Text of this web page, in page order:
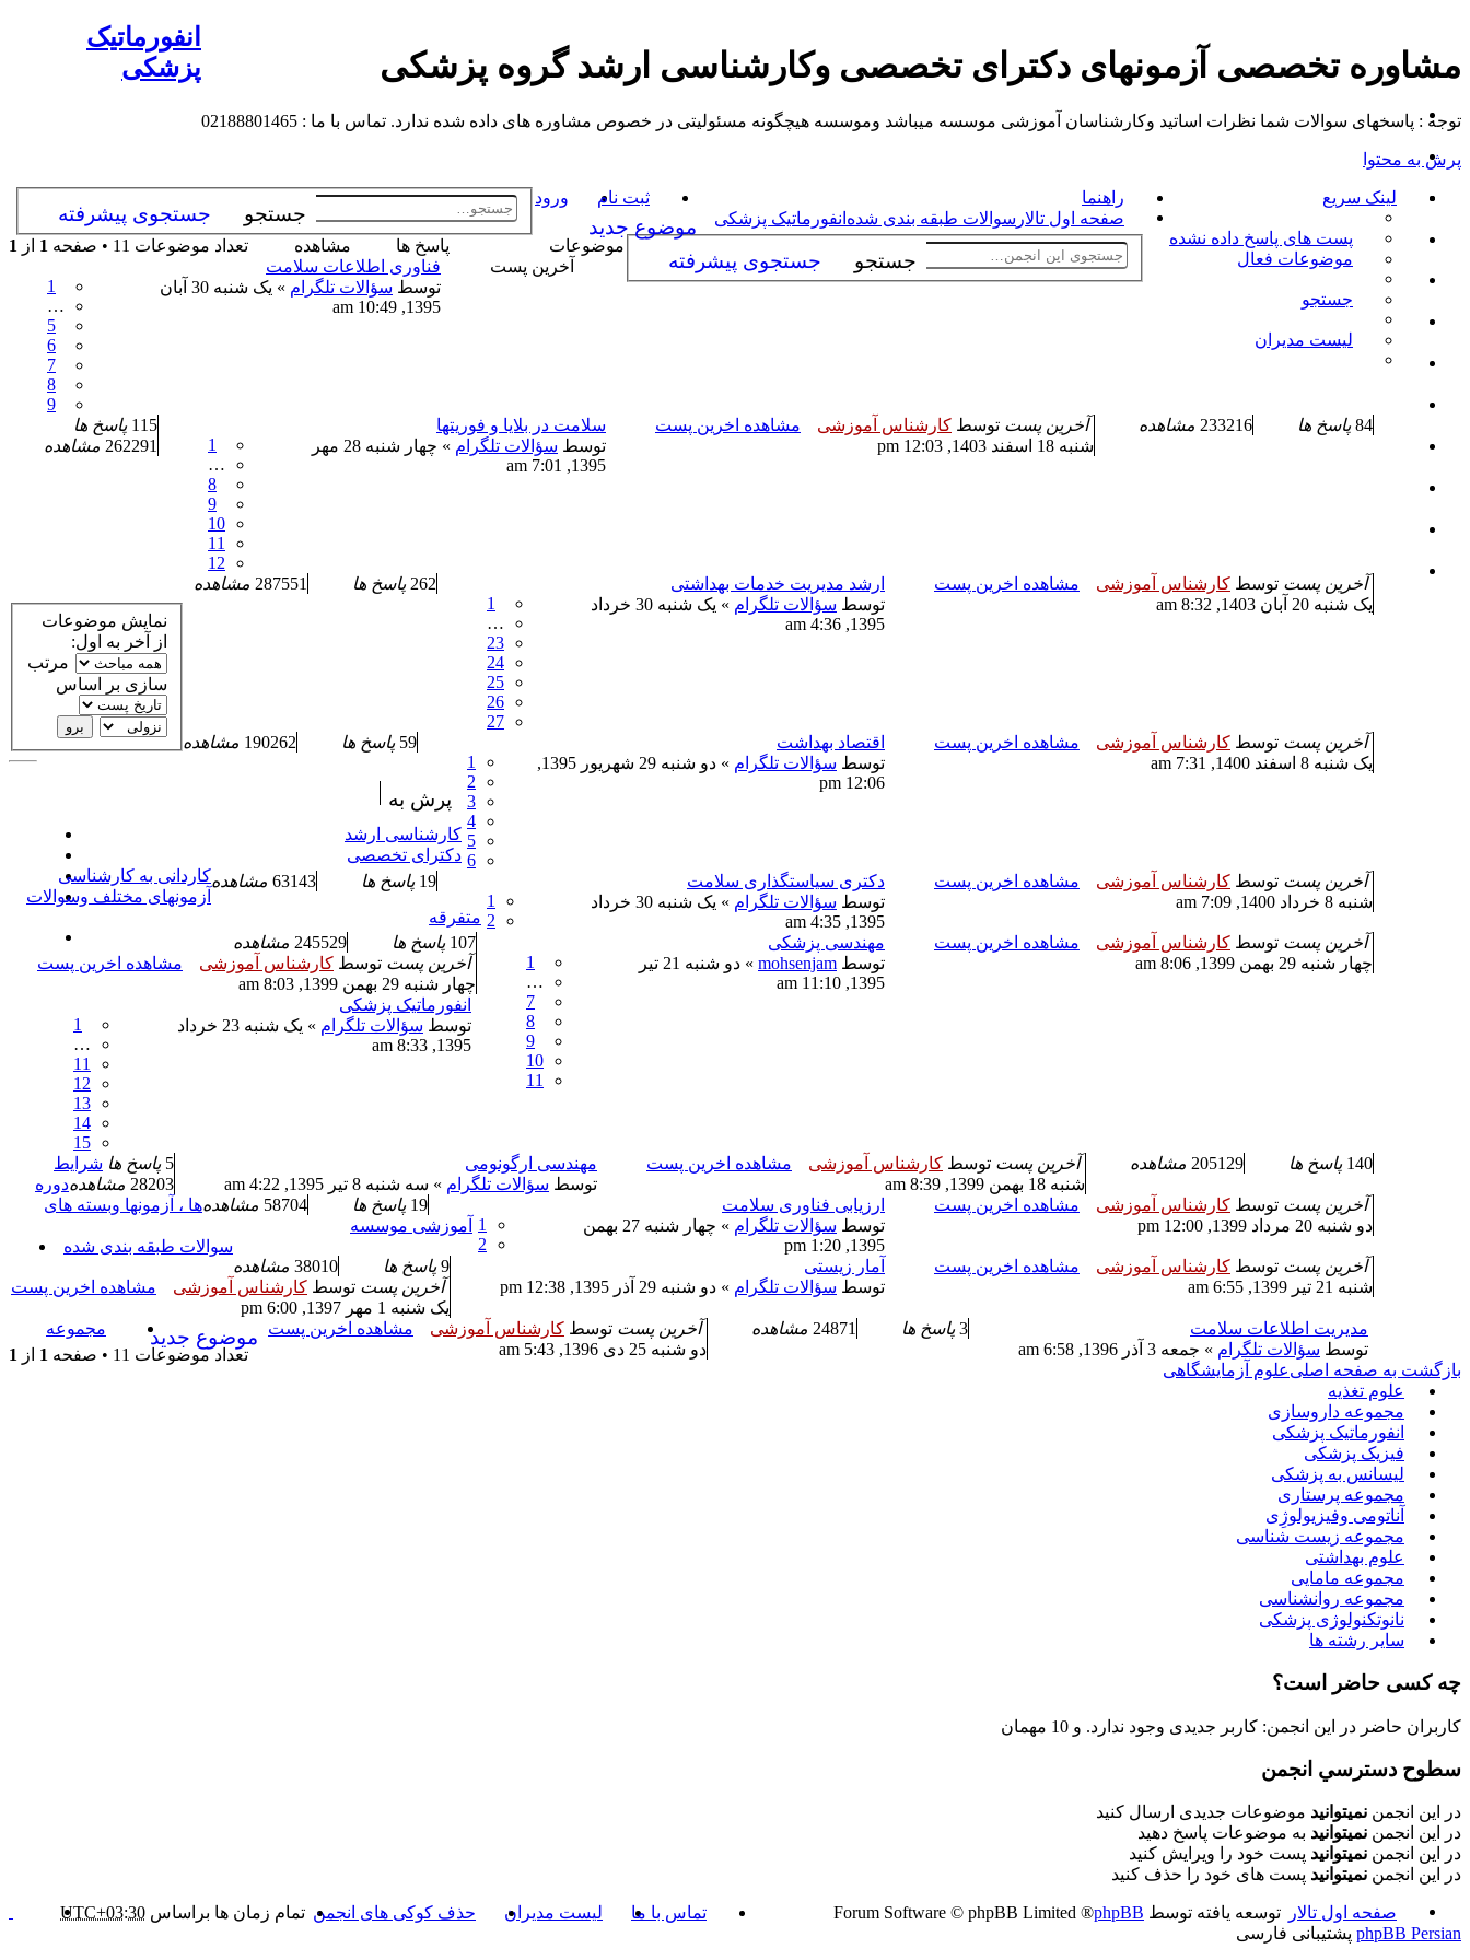
مشاوره تخصصی آزمونهای دکترای تخصصی وکارشناسی ارشد گروه پزشکی
توجه : پاسخهای سوالات شما نظرات اساتید وکارشناسان آموزشی موسسه میباشد وموسسه هیچگونه مسئولیتی در خصوص مشاوره های داده شده ندارد. تماس با ما : 02188801465
پرش به محتوا
جستجو جستجوی پیشرفته
لینک سریع
پست های پاسخ داده نشده
موضوعات فعال
جستجو
لیست مدیران
راهنما ورود
ثبت نام
صفحه اول تالار سوالات طبقه بندی شده انفورماتیک پزشکی
انفورماتیک
پزشکی
موضوع جدید
جستجو
جستجوی پیشرفته تعداد موضوعات 11 • صفحه 1 از 1 موضوعات پاسخ ها
مشاهده
آخرین پست
فناوری اطلاعات سلامت
1
…
5
6
7
8
9
توسط سؤالات تلگرام
» یک شنبه 30 آبان
1395, 10:49 am
84 پاسخ ها 233216 مشاهده آخرین پست توسط کارشناس آموزشی
مشاهده اخرین پست
شنبه 18 اسفند 1403, 12:03 pm
سلامت در بلایا و فوریتها
1
…
8
9
10
11
12
توسط سؤالات تلگرام
» چهار شنبه 28 مهر
1395, 7:01 am
115 پاسخ ها
262291 مشاهده
آخرین پست توسط کارشناس آموزشی
مشاهده اخرین پست
یک شنبه 20 آبان 1403, 8:32 am
ارشد مدیریت خدمات بهداشتی
1
…
23
24
25
26
27
توسط سؤالات تلگرام
» یک شنبه 30 خرداد
1395, 4:36 am
262 پاسخ ها 287551 مشاهده
آخرین پست توسط کارشناس آموزشی
مشاهده اخرین پست
یک شنبه 8 اسفند 1400, 7:31 am
اقتصاد بهداشت
1
2
3
4
5
6
توسط سؤالات تلگرام
» دو شنبه 29 شهریور 1395,
12:06 pm
59 پاسخ ها 190262 مشاهده
آخرین پست توسط کارشناس آموزشی
مشاهده اخرین پست
شنبه 8 خرداد 1400, 7:09 am
دکتری سیاستگذاری سلامت
1
2
توسط سؤالات تلگرام
» یک شنبه 30 خرداد
1395, 4:35 am
19 پاسخ ها 63143 مشاهده
آخرین پست توسط کارشناس آموزشی
مشاهده اخرین پست
چهار شنبه 29 بهمن 1399, 8:06 am
مهندسی پزشکی
1
…
7
8
9
10
11
توسط mohsenjam
» دو شنبه 21 تیر
1395, 11:10 am
107 پاسخ ها 245529 مشاهده
آخرین پست توسط کارشناس آموزشی
مشاهده اخرین پست
چهار شنبه 29 بهمن 1399, 8:03 am
انفورماتیک پزشکی
1
…
11
12
13
14
15
توسط سؤالات تلگرام
» یک شنبه 23 خرداد
1395, 8:33 am
140 پاسخ ها 205129 مشاهده آخرین پست توسط کارشناس آموزشی
مشاهده اخرین پست
شنبه 18 بهمن 1399, 8:39 am
مهندسی ارگونومی
توسط سؤالات تلگرام » سه شنبه 8 تیر 1395, 4:22 am
5 پاسخ ها
28203 مشاهده
آخرین پست توسط کارشناس آموزشی
مشاهده اخرین پست
دو شنبه 20 مرداد 1399, 12:00 pm
ارزیابی فناوری سلامت
1
2
توسط سؤالات تلگرام
» چهار شنبه 27 بهمن
1395, 1:20 pm
19 پاسخ ها 58704 مشاهده
آخرین پست توسط کارشناس آموزشی
مشاهده اخرین پست
شنبه 21 تیر 1399, 6:55 am
آمار زیستی
توسط سؤالات تلگرام » دو شنبه 29 آذر 1395, 12:38 pm
9 پاسخ ها 38010 مشاهده
آخرین پست توسط کارشناس آموزشی
مشاهده اخرین پست
یک شنبه 1 مهر 1397, 6:00 pm
مدیریت اطلاعات سلامت
توسط سؤالات تلگرام » جمعه 3 آذر 1396, 6:58 am
3 پاسخ ها 24871 مشاهده آخرین پست توسط کارشناس آموزشی
مشاهده اخرین پست
دو شنبه 25 دی 1396, 5:43 am
نمایش موضوعات
از آخر به اول:
مرتب
سازی بر اساس
موضوع جدید
تعداد موضوعات 11 • صفحه 1 از 1
بازگشت به صفحه اصلی
پرش به
کارشناسی ارشد
دکترای تخصصی
کاردانی به کارشناسی
آزمونهای مختلف وسوالات
متفرقه
شرایط
دوره
ها ، آزمونها وبسته های
آموزشی موسسه
سوالات طبقه بندی شده
مجموعه
علوم آزمایشگاهی
علوم تغذیه
مجموعه داروسازی
انفورماتیک پزشکی
فیزیک پزشکی
لیسانس به پزشکی
مجموعه پرستاری
آناتومی وفیزیولوژِی
مجموعه زیست شناسی
علوم بهداشتی
مجموعه مامایی
مجموعه روانشناسی
نانوتکنولوژی پزشکی
سایر رشته ها
چه کسی حاضر است؟
کاربران حاضر در این انجمن: کاربر جدیدی وجود ندارد. و 10 مهمان
سطوح دسترسي انجمن
در این انجمن نمیتوانید موضوعات جدیدی ارسال کنید
در این انجمن نمیتوانید به موضوعات پاسخ دهید
در این انجمن نمیتوانید پست خود را ویرایش کنید
در این انجمن نمیتوانید پست های خود را حذف کنید
صفحه اول تالار تمام زمان ها براساس UTC+03:30 حذف کوکی های انجمن لیست مدیران تماس با ما توسعه یافته توسط phpBB
® Forum Software © phpBB Limited
phpBB Persian پشتیبانی فارسی